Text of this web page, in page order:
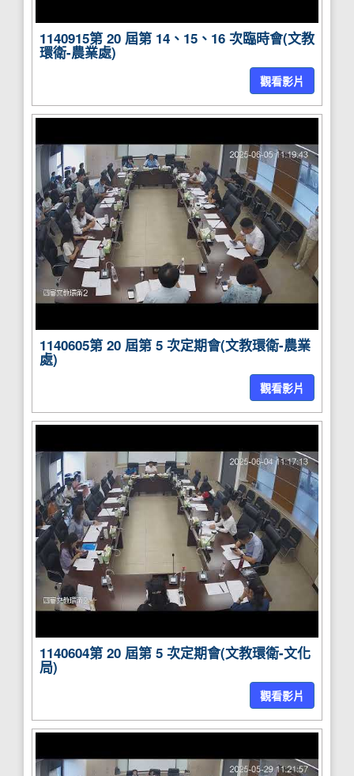
1140915第 20 屆第 14、15、16 次臨時會(文教
環衛-農業處)
觀看影片
1140605第 20 屆第 5 次定期會(文教環衛-農業
處)
觀看影片
1140604第 20 屆第 5 次定期會(文教環衛-文化
局)
觀看影片